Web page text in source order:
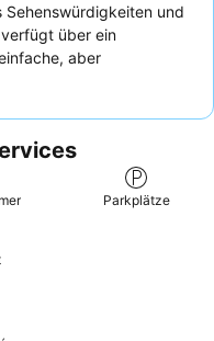
und
über ein
aber
Parkplätze